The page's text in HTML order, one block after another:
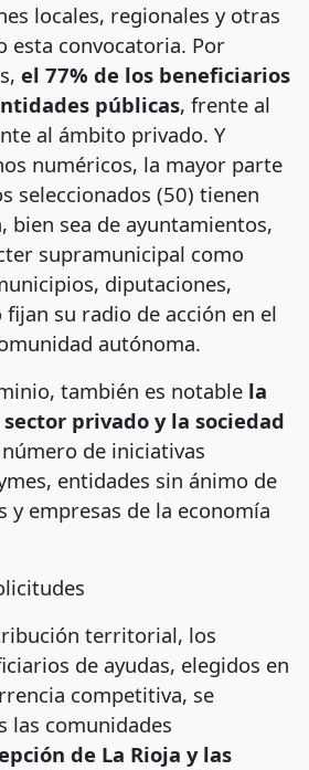
locales, regionales y otras
esta convocatoria. Por
el 77% de los beneficiarios
públicas, frente al
al ámbito privado. Y
numéricos, la mayor parte
seleccionados (50) tienen
bien sea de ayuntamientos,
supramunicipal como
diputaciones,
su radio de acción en el
autónoma.
también es notable la
privado y la sociedad
de iniciativas
entidades sin ánimo de
y empresas de la economía
territorial, los
de ayudas, elegidos en
competitiva, se
las comunidades
de La Rioja y las